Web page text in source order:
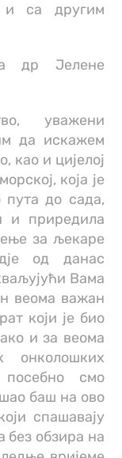
и са другим
др Јелене
уважени
да искажем
као и цијелој
која је
пута до сада,
и приредила
за љекаре
од данас
Вама
веома важан
који је био
и за веома
онколошких
смо
баш на ово
спашавају
без обзира на